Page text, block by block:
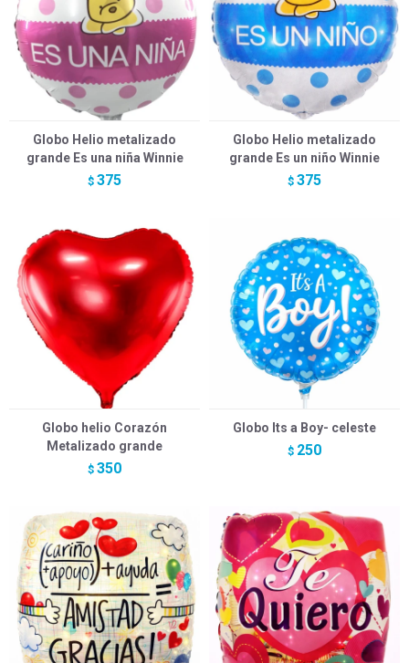
Globo Helio metalizado
grande Es una niña Winnie
$ 375
Globo Helio metalizado
grande Es un niño Winnie
$ 375
Globo helio Corazón
Metalizado grande
$ 350
Globo Its a Boy- celeste
$ 250